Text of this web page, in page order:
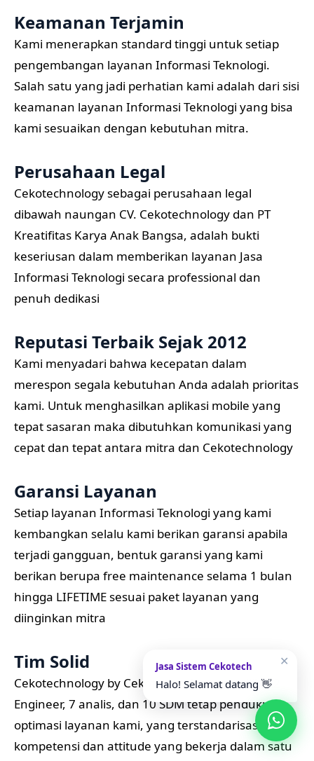
Keamanan Terjamin
Kami menerapkan standard tinggi untuk setiap
pengembangan layanan Informasi Teknologi.
Salah satu yang jadi perhatian kami adalah dari sisi
keamanan layanan Informasi Teknologi yang bisa
kami sesuaikan dengan kebutuhan mitra.
Perusahaan Legal
Cekotechnology sebagai perusahaan legal
dibawah naungan CV. Cekotechnology dan PT
Kreatifitas Karya Anak Bangsa, adalah bukti
keseriusan dalam memberikan layanan Jasa
Informasi Teknologi secara professional dan
penuh dedikasi
Reputasi Terbaik Sejak 2012
Kami menyadari bahwa kecepatan dalam
merespon segala kebutuhan Anda adalah prioritas
kami. Untuk menghasilkan aplikasi mobile yang
tepat sasaran maka dibutuhkan komunikasi yang
cepat dan tepat antara mitra dan Cekotechnology
Garansi Layanan
Setiap layanan Informasi Teknologi yang kami
kembangkan selalu kami berikan garansi apabila
terjadi gangguan, bentuk garansi yang kami
berikan berupa free maintenance selama 1 bulan
hingga LIFETIME sesuai paket layanan yang
diinginkan mitra
Tim Solid
Cekotechnology by Cekotechnology memiliki 22
Engineer, 7 analis, dan 10 SDM tetap pendukung
optimasi layanan kami, yang terstandarisasi
kompetensi dan attitude yang bekerja dalam satu
✕
Jasa Sistem Cekotech
Halo! Selamat datang 👋